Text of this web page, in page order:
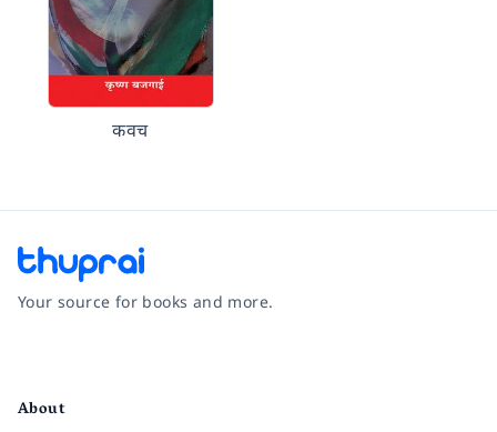
कवच
Your source for books and more.
About